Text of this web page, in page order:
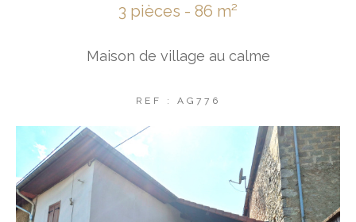
3 pièces - 86 m²
Maison de village au calme
REF : AG776